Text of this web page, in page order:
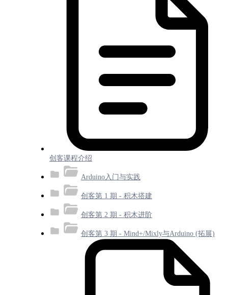
创客课程介绍
Arduino入门与实践
创客第 1 期 - 积木搭建
创客第 2 期 - 积木进阶
创客第 3 期 - Mind+/Mixly与Arduino (拓展)